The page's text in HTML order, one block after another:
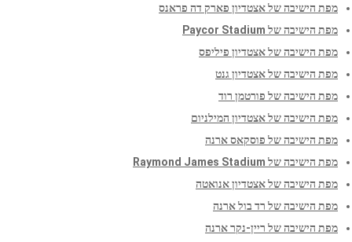
מפת הישיבה של אצטדיון פארק דה פראנס
מפת הישיבה של Paycor Stadium
מפת הישיבה של אצטדיון פיליפס
מפת הישיבה של אצטדיון גנט
מפת הישיבה של פורטמן רוד
מפת הישיבה של אצטדיון המילניום
מפת הישיבה של פוסקאס ארנה
מפת הישיבה של Raymond James Stadium
מפת הישיבה של אצטדיון אנואטה
מפת הישיבה של רד בול ארנה
מפת הישיבה של ריין-נקר ארנה